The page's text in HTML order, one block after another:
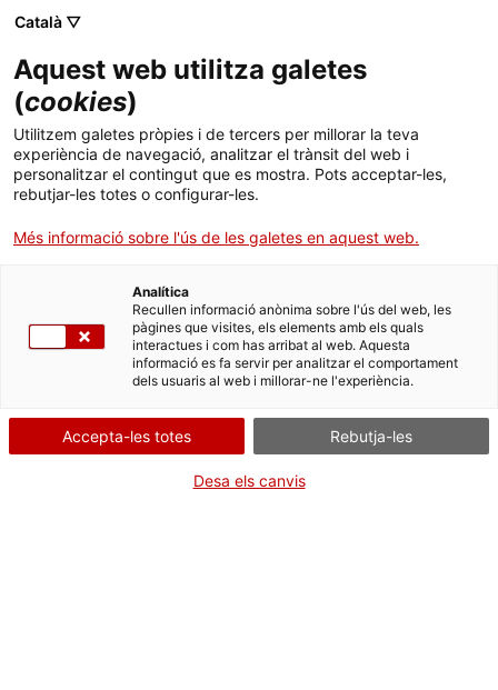
Menú
Cercador
La Meva Salut. Obre en una nova finestra.
Què cal fer si... La baixa mèdica
Canal Salut
Inici
Salut A-Z
Vida saludable
Sistema de salut
Professionals
Actualitat
Contacte
Idioma: ca
Parafarmàcia
Els productes de parafarmàcia són tots aquells que, tot i no ser
medicaments, l'ésser humà consumeix, aplica o utilitza i que es
posen a disposició dels usuaris, de conformitat i d'acord amb el
que s'estableix a les reglamentacions tecnicosanitàries
específiques de les diferents categories de productes que hi ha al
mercat, així com a la normativa general vigent en la matèria.
Català ▽
Aquest web utilitza galetes
(cookies)
Utilitzem galetes pròpies i de tercers per millorar la teva
experiència de navegació, analitzar el trànsit del web i
personalitzar el contingut que es mostra. Pots acceptar-les,
rebutjar-les totes o configurar-les.
Més informació sobre l'ús de les galetes en aquest web.
Analítica
Recullen informació anònima sobre l'ús del web, les
pàgines que visites, els elements amb els quals
interactues i com has arribat al web. Aquesta
informació es fa servir per analitzar el comportament
dels usuaris al web i millorar-ne l'experiència.
Accepta-les totes Rebutja-les
Desa els canvis